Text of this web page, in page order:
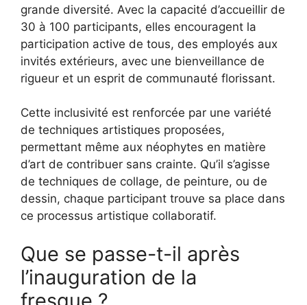
grande diversité. Avec la capacité d’accueillir de
30 à 100 participants, elles encouragent la
participation active de tous, des employés aux
invités extérieurs, avec une bienveillance de
rigueur et un esprit de communauté florissant.
Cette inclusivité est renforcée par une variété
de techniques artistiques proposées,
permettant même aux néophytes en matière
d’art de contribuer sans crainte. Qu’il s’agisse
de techniques de collage, de peinture, ou de
dessin, chaque participant trouve sa place dans
ce processus artistique collaboratif.
Que se passe-t-il après
l’inauguration de la